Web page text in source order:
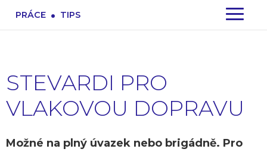
PRÁCE . TIPS
STEVARDI PRO
VLAKOVOU DOPRAVU
Možné na plný úvazek nebo brigádně. Pro